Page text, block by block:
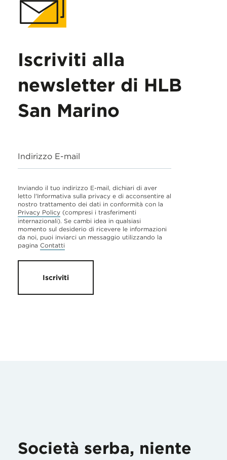
Iscriviti alla
newsletter di HLB
San Marino
Indirizzo E-mail
Inviando il tuo indirizzo E-mail, dichiari di aver
letto l'Informativa sulla privacy e di acconsentire al
nostro trattamento dei dati in conformità con la
Privacy Policy (compresi i trasferimenti
internazionali). Se cambi idea in qualsiasi
momento sul desiderio di ricevere le informazioni
da noi, puoi inviarci un messaggio utilizzando la
pagina Contatti
Iscriviti
Società serba, niente